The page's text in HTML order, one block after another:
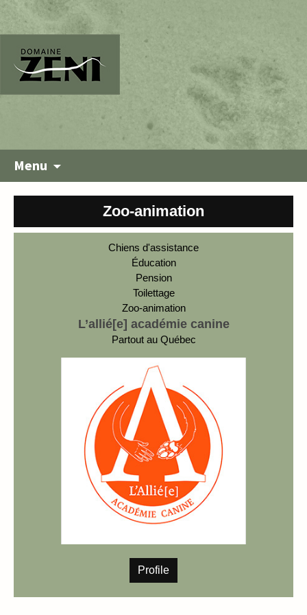
Menu
Zoo-animation
Chiens d'assistance
Éducation
Pension
Toilettage
Zoo-animation
L’allié[e] académie canine
Partout au Québec
Profile